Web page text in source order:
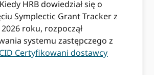
HRB dowiedział się o
Symplectic Grant Tracker z
roku, rozpoczął
systemu zastępczego z
Certyfikowani dostawcy